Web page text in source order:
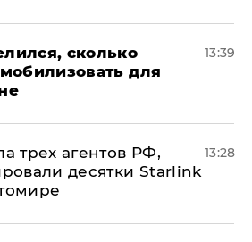
сколько
для
13:39
трех агентов РФ,
десятки Starlink
13:28